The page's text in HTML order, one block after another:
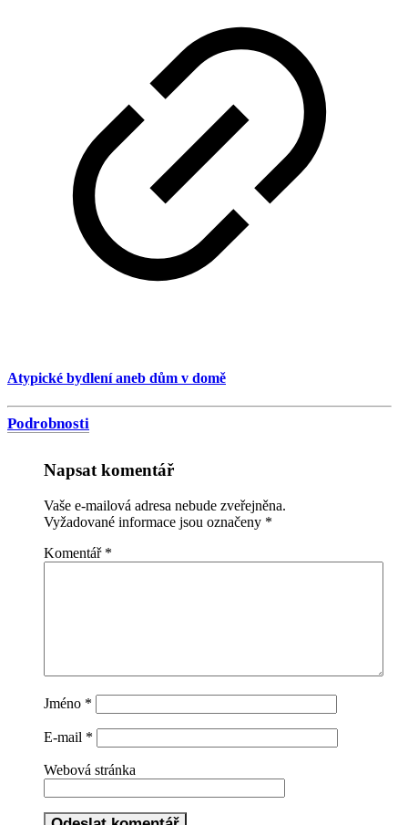
Atypické bydlení aneb dům v domě
Podrobnosti
Napsat komentář
Vaše e-mailová adresa nebude zveřejněna.
Vyžadované informace jsou označeny *
Komentář *
Jméno *
E-mail *
Webová stránka